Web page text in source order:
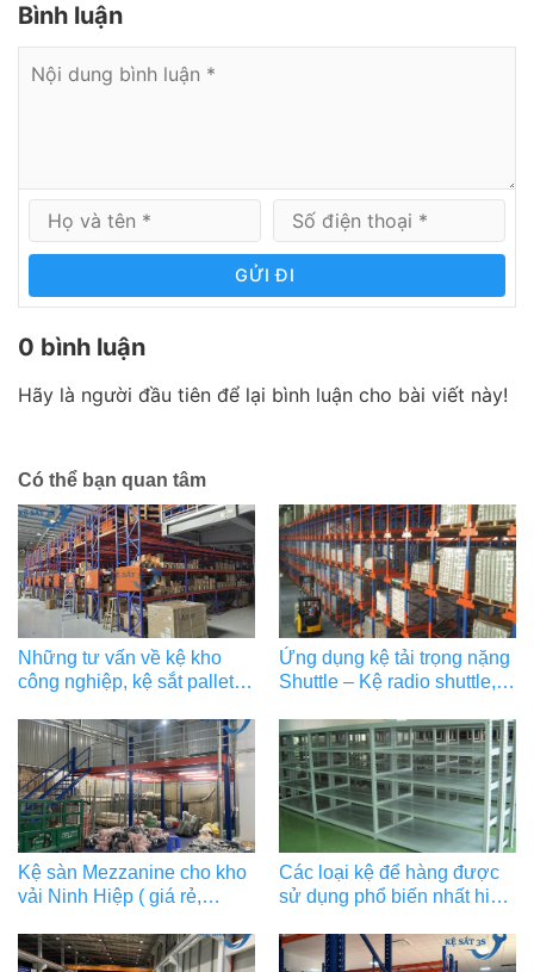
Bình luận
GỬI ĐI
0 bình luận
Hãy là người đầu tiên để lại bình luận cho bài viết này!
Có thể bạn quan tâm
Những tư vấn về kệ kho
công nghiệp, kệ sắt pallet
Ứng dụng kệ tải trọng nặng
Shuttle – Kệ radio shuttle,
Kệ sàn Mezzanine cho kho
vải Ninh Hiệp ( giá rẻ,
Các loại kệ để hàng được
sử dụng phổ biến nhất hiện